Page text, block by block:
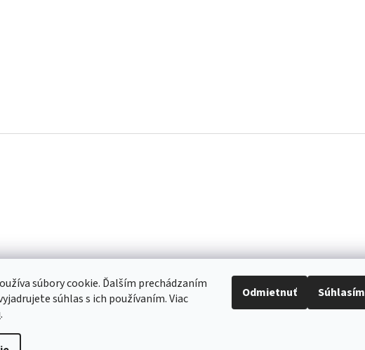
súbory cookie. Ďalším prechádzaním
súhlas s ich používaním. Viac
.
Odmietnuť Súhlasím